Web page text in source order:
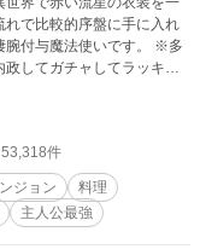
腕付与魔法使いです。 ※多
してガチャしてラッキー
件
ジョン
料理
主人公最強